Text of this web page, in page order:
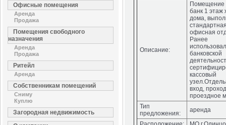
Офисные помещения
Аренда
Продажа
Помещения свободного
назначения
Аренда
Продажа
Ритейл
Аренда
Собственникам помещений
Сниму
Куплю
Загородная недвижимость
Описание:
Помещение
банк 1 этаж
дома,
офисная
Ранее
банковской
кассовый
вход,
проездное
Тип
предложения:
аренда